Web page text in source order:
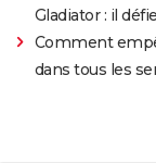
Gladiator : il
Comment
dans tous les